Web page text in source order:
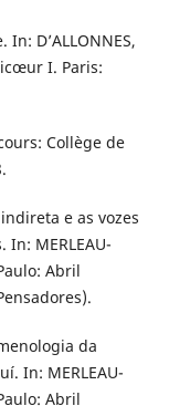
D’ALLONNES,
I. Paris:
Collège de
e as vozes
MERLEAU-
Abril
da
In: MERLEAU-
Abril